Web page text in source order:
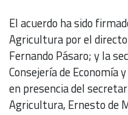
El acuerdo ha sido
Agricultura por el
Fernando Pásaro; y la
Consejería de Economía
en presencia del
Agricultura, Ernesto de